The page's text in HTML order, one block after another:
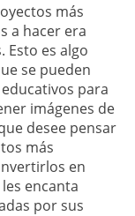
más
a hacer era
Esto es algo
se pueden
para
imágenes de
desee pensar
más
en
encanta
por sus